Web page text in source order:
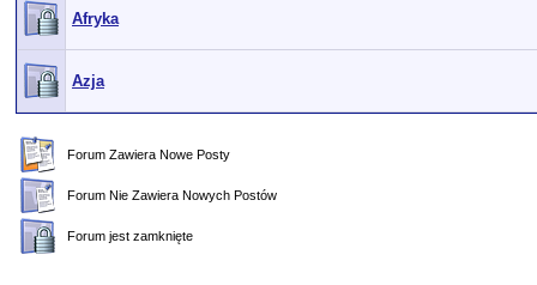
Afryka
Azja
Forum Zawiera Nowe Posty
Forum Nie Zawiera Nowych Postów
Forum jest zamknięte